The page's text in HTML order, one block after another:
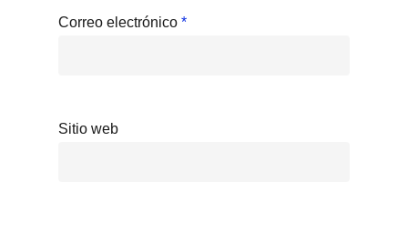
Correo electrónico *
Sitio web